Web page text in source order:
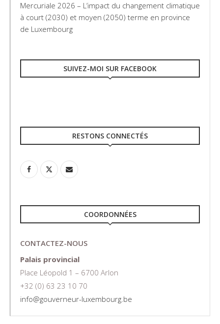
Mercuriale 2026 – L’impact du changement climatique
à court (2030) et moyen (2050) terme en province
de Luxembourg
SUIVEZ-MOI SUR FACEBOOK
RESTONS CONNECTÉS
COORDONNÉES
CONTACTEZ-NOUS
Palais provincial
Place Léopold 1 – 6700 Arlon
+32 (0) 63 23 10 70
info@gouverneur-luxembourg.be